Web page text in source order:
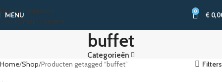
Skip to navigation
Skip to main content
MENU 0 €
buffet
Categorieën
Home Shop Producten getagged “buffet” Filters